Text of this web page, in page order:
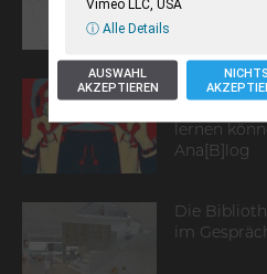
Das „Gute
lernen
Ana[B]log
Die
im
Vimeo LLC, USA
ⓘ Alle Details
AUSWAHL
AKZEPTIEREN
NICHTS